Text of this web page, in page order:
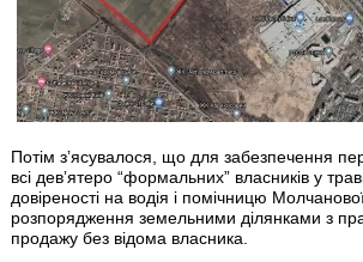
Потім зʼясувалося, що для забезпечення
всі девʼятеро “формальних” власників у
довіреності на водія і помічницю
розпорядження земельними ділянками з
продажу без відома власника.